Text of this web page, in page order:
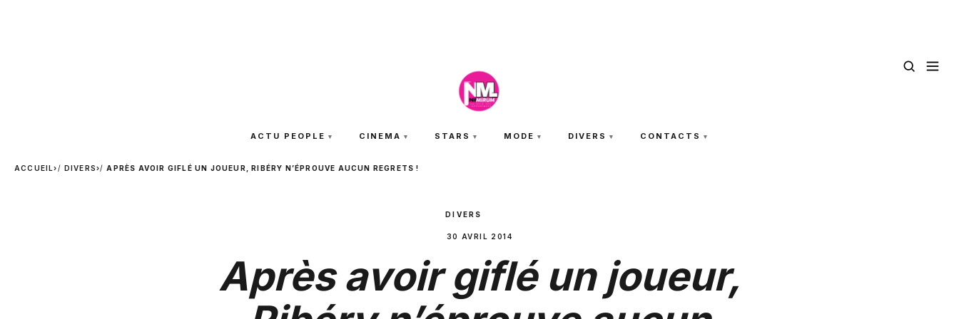
ACTU PEOPLE CINEMA STARS MODE DIVERS CONTACTS
ACCUEIL› DIVERS› APRÈS AVOIR GIFLÉ UN JOUEUR, RIBÉRY N’ÉPROUVE AUCUN REGRETS !
DIVERS
30 AVRIL 2014
Après avoir giflé un joueur,